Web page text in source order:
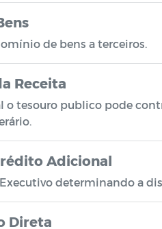
de bens a terceiros.
Receita
o tesouro publico pode
Adicional
determinando a
Direta